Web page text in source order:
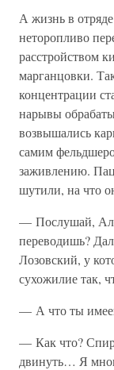
А жизнь в
неторопливо
расстройством
марганцовки.
концентрации
нарывы
возвышались
самим
заживлению.
шутили, на что
— Послушай,
переводишь?
Лозовский, у
сухожилие так,
— А что ты
— Как что?
двинуть… Я